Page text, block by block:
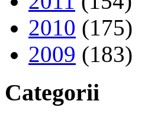
2010 (175)
2009 (183)
Categorii